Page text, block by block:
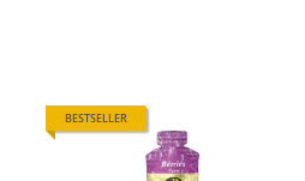
BESTSELLER